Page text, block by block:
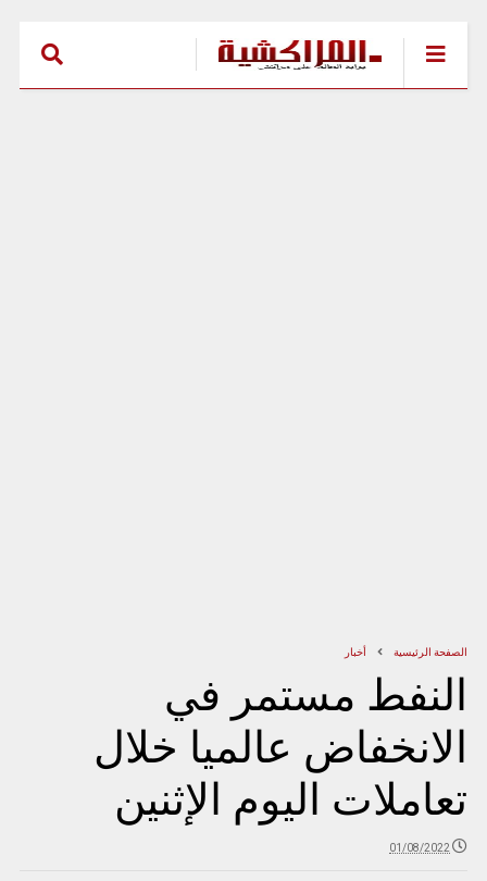
الصفحة الرئيسية أخبار
النفط مستمر في
الانخفاض عالميا خلال
تعاملات اليوم الإثنين
01/08/2022